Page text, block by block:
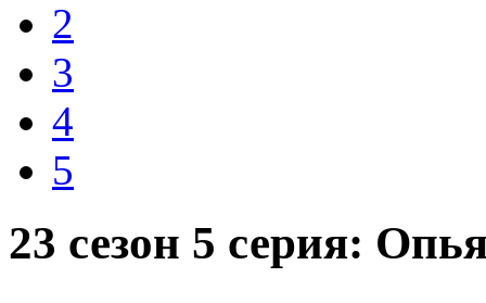
2
3
4
5
23 сезон 5 серия: